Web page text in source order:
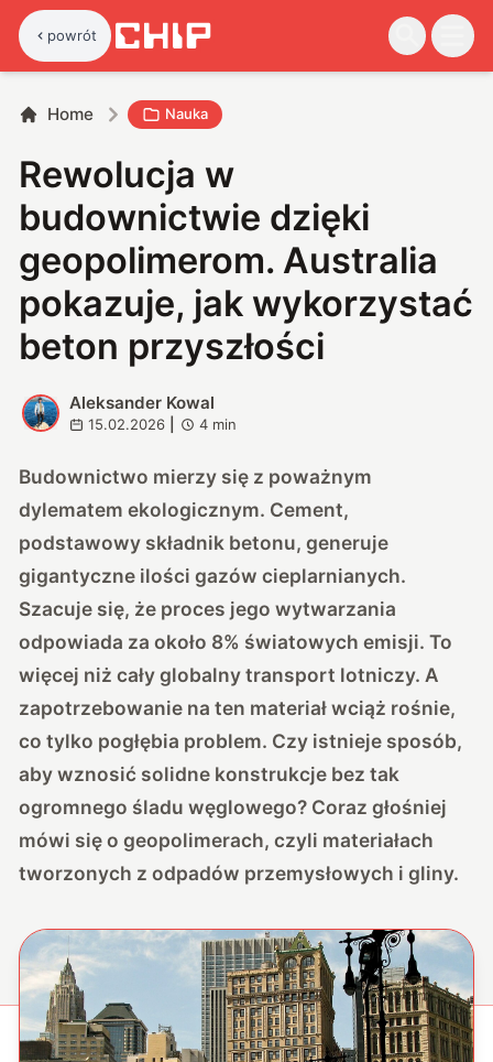
powrót
Home Nauka
Rewolucja w
budownictwie dzięki
geopolimerom. Australia
pokazuje, jak wykorzystać
beton przyszłości
A
Aleksander Kowal
15.02.2026 4 min
Budownictwo mierzy się z poważnym
dylematem ekologicznym. Cement,
podstawowy składnik betonu, generuje
gigantyczne ilości gazów cieplarnianych.
Szacuje się, że proces jego wytwarzania
odpowiada za około 8% światowych emisji. To
więcej niż cały globalny transport lotniczy. A
zapotrzebowanie na ten materiał wciąż rośnie,
co tylko pogłębia problem. Czy istnieje sposób,
aby wznosić solidne konstrukcje bez tak
ogromnego śladu węglowego? Coraz głośniej
mówi się o geopolimerach, czyli materiałach
tworzonych z odpadów przemysłowych i gliny.